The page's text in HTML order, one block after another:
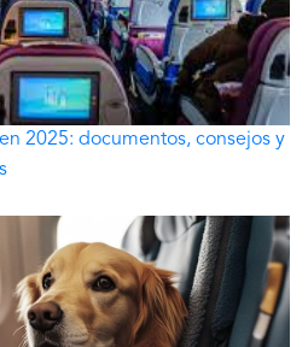
2025: documentos, consejos y